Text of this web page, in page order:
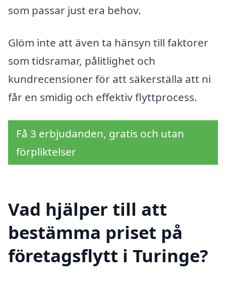
som passar just era behov.
Glöm inte att även ta hänsyn till faktorer
som tidsramar, pålitlighet och
kundrecensioner för att säkerställa att ni
får en smidig och effektiv flyttprocess.
Få 3 erbjudanden, gratis och utan
förpliktelser
Vad hjälper till att
bestämma priset på
företagsflytt i Turinge?